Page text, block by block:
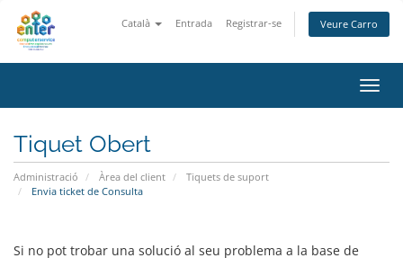
Català Entrada Registrar-se Veure Carro
Tiquet Obert
Administració Àrea del client
Tiquets de suport
Envia ticket de Consulta
Si no pot trobar una solució al seu problema a la base de